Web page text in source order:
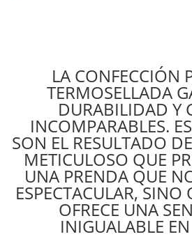
LA CONFECCIÓN
TERMOSELLADA
DURABILIDAD Y
INCOMPARABLES.
SON EL RESULTADO
METICULOSO QUE
UNA PRENDA QUE
ESPECTACULAR,
OFRECE UNA
INIGUALABLE